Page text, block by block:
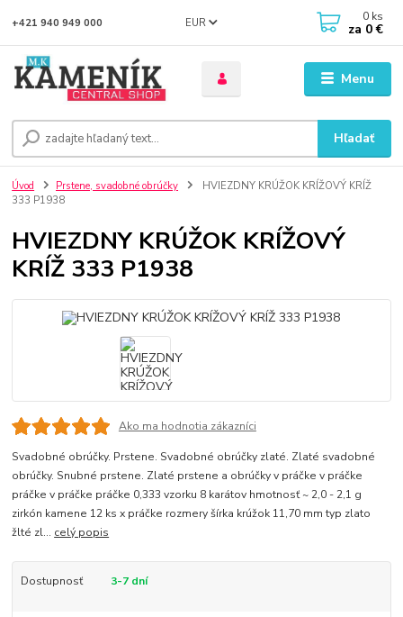
Menu
EUR
Hľadať
+421 940 949 000 0 ks
za 0 €
Úvod Prstene, svadobné obrúčky
HVIEZDNY KRÚŽOK KRÍŽOVÝ KRÍŽ
333 P1938
HVIEZDNY KRÚŽOK KRÍŽOVÝ
KRÍŽ 333 P1938
Ako ma hodnotia zákazníci
Svadobné obrúčky. Prstene. Svadobné obrúčky zlaté. Zlaté svadobné
obrúčky. Snubné prstene. Zlaté prstene a obrúčky v práčke v práčke
práčke v práčke práčke 0,333 vzorku 8 karátov hmotnosť ~ 2,0 - 2,1 g
zirkón kamene 12 ks x práčke rozmery šírka krúžok 11,70 mm typ zlato
žlté zl... celý popis
Dostupnosť 3-7 dní